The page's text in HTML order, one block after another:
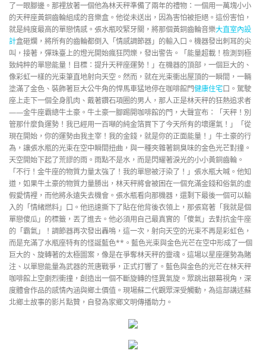
了一眼腳邊。那裡放著一個他為林天秤準備了兩年的禮物：一個用一萬塊小小
的天秤座黃銅齒輪組成的音樂盒。他從未送出，因為害怕被拒絕。這份害怕，
就是純度最高的單戀情感。張水瓶咬緊牙關，將那個黃銅齒輪音樂大直室內設
計盒砸爛，將所有的齒輪都倒入「情感調節器」的輸入口。機器發出刺耳的尖
叫，接著，彈珠臺上的燈光開始瘋狂閃爍，發出警告。「能量超載！檢測到極
致純粹的單戀能量！目標：提升天秤座運勢！」在機器的頂部，一個巨大的、
像彩虹一樣的光束筆直地射向天空。然而，就在光束衝出屋頂的一瞬間，一輛
塗滿了金色、裝飾著巨大公牛角的悍馬車猛地停在咖啡館門健康住宅口。駕駛
座上走下一個全身肌肉、戴著鑽石項圈的男人，那人正是林天秤的狂熱追求者
——金牛座霸總牛土豪。牛土豪一腳踢開咖啡館的門，大聲宣布：「天秤！別
管那什麼負運勢！我已經用一百噸的純金箔買下了今天所有的壞運氣！」「從
現在開始，你的運勢由我主宰！我的金錢，就是你的正面能量！」牛土豪的行
為，讓張水瓶的光束在空中瞬間扭曲，與一種夾雜著銅臭味的金色光芒對撞。
天空開始下起了荒謬的雨。雨點不是水，而是閃耀著淚光的小小黃銅齒輪。
「不行！金牛座的物質力量太強了！我的單戀被汙染了！」張水瓶大喊。他知
道，如果牛土豪的物質力量勝出，林天秤將會被困在一個充滿金錢和俗氣的虛
假愛情裡，而他將永遠失去機會。張水瓶看向那機器，還剩下最後一個可以輸
入的「情緒燃料」口。他迅速撕下了貼在他背後衣領上，那張寫著「我就是個
單戀傻瓜」的標籤，丟了進去。他必須用自己最真實的「傻氣」去對抗金牛座
的「霸氣」！調節器再次發出轟鳴，這一次，射向天空的光束不再是彩虹色，
而是充滿了水瓶座特有的怪誕藍色**。藍色光束與金色光芒在空中形成了一個
巨大的、旋轉著的太極圖案，像是在爭奪林天秤的靈魂。這場以星座運勢為賭
注、以單戀能量為武器的荒唐戰爭，正式打響了。藍色與金色的光芒在林天秤
咖啡館上空劇烈衝撞，創造出一個不斷旋轉的怪異氣旋。眾跳出銀幕視角，深
度體會作品的感情內涵與鄉土價值。現場蘇二代觀眾深受觸動，為這部講述蘇
北鄉土故事的影片點贊，自發為家鄉文明傳播助力。